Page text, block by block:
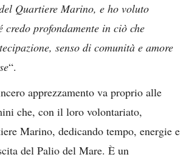
Quartiere Marino, e ho voluto
credo profondamente in ciò che
senso di comunità e amore
“.
apprezzamento va proprio alle
che, con il loro volontariato,
Marino, dedicando tempo, energie e
del Palio del Mare. È un